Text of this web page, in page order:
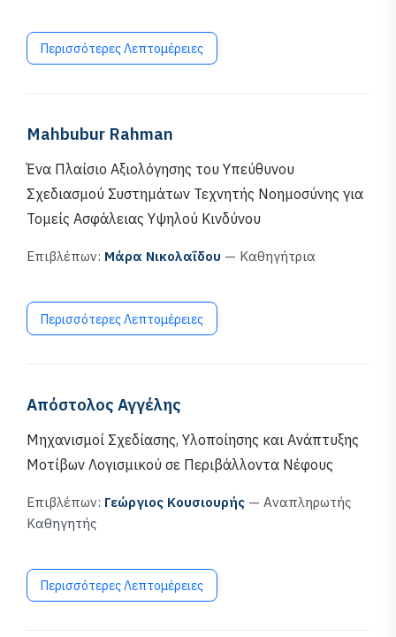
Περισσότερες Λεπτομέρειες
Mahbubur Rahman
Ένα Πλαίσιο Αξιολόγησης του Υπεύθυνου
Σχεδιασμού Συστημάτων Τεχνητής Νοημοσύνης για
Τομείς Ασφάλειας Υψηλού Κινδύνου
Επιβλέπων: Μάρα Νικολαΐδου — Καθηγήτρια
Περισσότερες Λεπτομέρειες
Απόστολος Αγγέλης
Μηχανισμοί Σχεδίασης, Υλοποίησης και Ανάπτυξης
Μοτίβων Λογισμικού σε Περιβάλλοντα Νέφους
Επιβλέπων: Γεώργιος Κουσιουρής — Αναπληρωτής
Καθηγητής
Περισσότερες Λεπτομέρειες